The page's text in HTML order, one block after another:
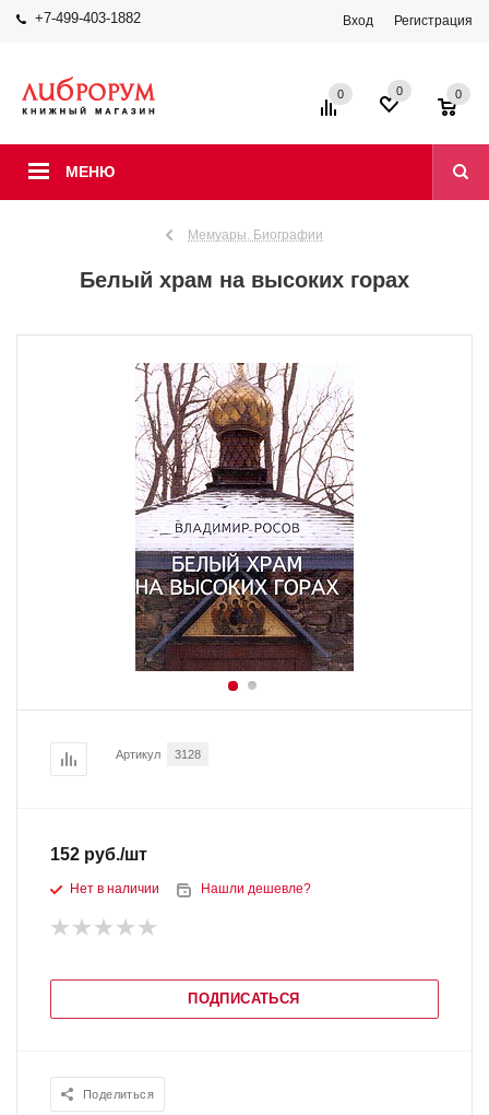
+7-499-403-1882 Вход Регистрация
МЕНЮ
0 0 0
Мемуары. Биографии
Белый храм на высоких горах
Артикул 3128
152 руб./шт
Нет в наличии Нашли дешевле?
ПОДПИСАТЬСЯ
Поделиться